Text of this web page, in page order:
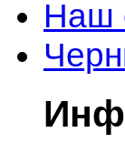
Наш